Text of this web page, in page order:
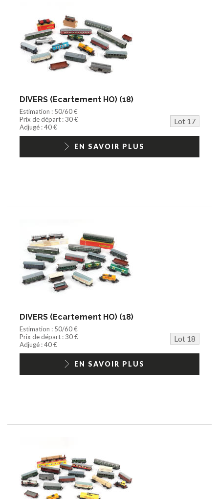
DIVERS (Ecartement HO) (18)
Estimation : 50/60 €
Prix de départ : 30 €
Lot 17
Adjugé : 40 €
EN SAVOIR PLUS
DIVERS (Ecartement HO) (18)
Estimation : 50/60 €
Prix de départ : 30 €
Lot 18
Adjugé : 40 €
EN SAVOIR PLUS